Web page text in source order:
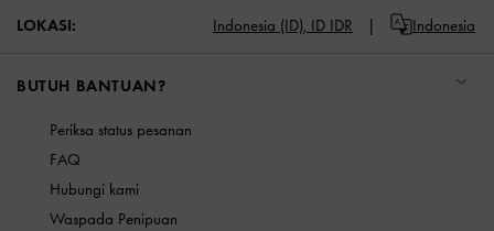
LOKASI: Indonesia (ID), ID IDR Indonesia
BUTUH BANTUAN?
Periksa status pesanan
FAQ
Hubungi kami
Waspada Penipuan